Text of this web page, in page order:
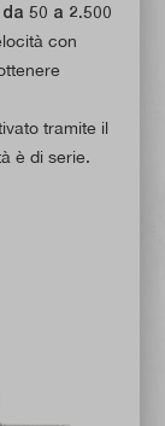
50 a 2.500
con
tramite il
è di serie.